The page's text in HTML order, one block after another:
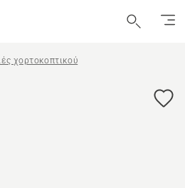
χορτοκοπτικού